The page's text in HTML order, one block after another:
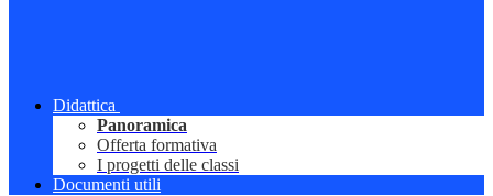
Didattica
Panoramica
Offerta formativa
I progetti delle classi
Documenti utili